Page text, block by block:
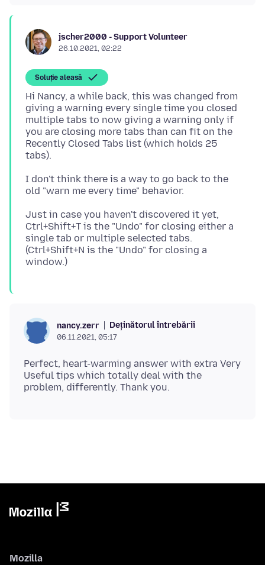
jscher2000 - Support Volunteer
26.10.2021, 02:22
Soluție aleasă
Hi Nancy, a while back, this was changed from
giving a warning every single time you closed
multiple tabs to now giving a warning only if
you are closing more tabs than can fit on the
Recently Closed Tabs list (which holds 25
I don't think there is a way to go back to the
Just in case you haven't discovered it yet,
Ctrl+Shift+T is the "Undo" for closing either a
single tab or multiple selected tabs.
(Ctrl+Shift+N is the "Undo" for closing a
nancy.zerr Deținătorul întrebării
06.11.2021, 05:17
Perfect, heart-warming answer with extra Very
Useful tips which totally deal with the
Mozilla